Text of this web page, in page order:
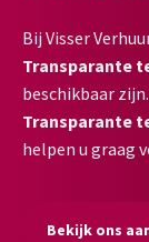
Bij Visser
Transparante
beschikbaar
Transparante
helpen u graag
Bekijk ons